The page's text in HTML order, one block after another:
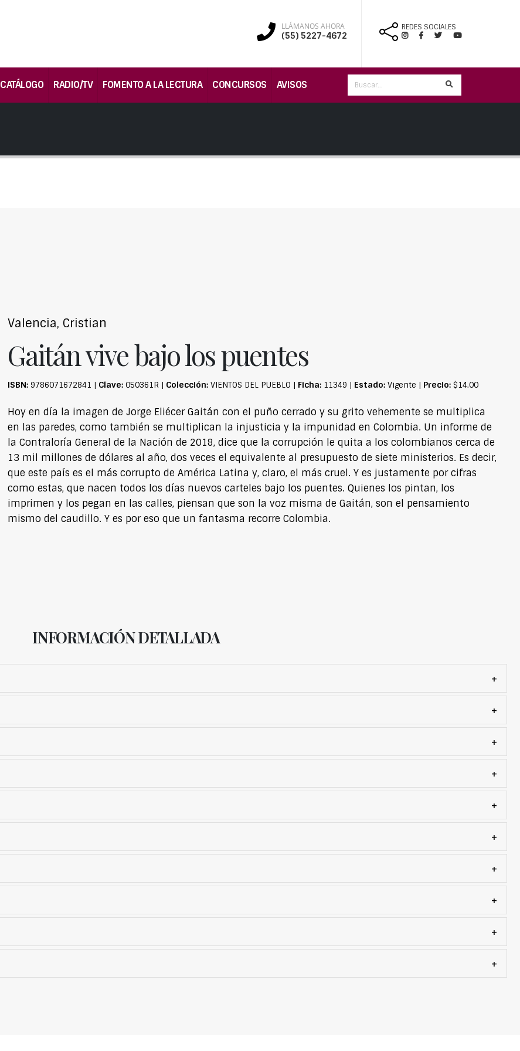
LLÁMANOS AHORA
(55) 5227-4672
REDES SOCIALES
CATÁLOGO RADIO/TV FOMENTO A LA LECTURA CONCURSOS AVISOS
Valencia, Cristian
Gaitán vive bajo los puentes
ISBN: 9786071672841 | Clave: 050361R | Colección: VIENTOS DEL PUEBLO | Ficha: 11349 | Estado: Vigente | Precio: $14.00
Hoy en día la imagen de Jorge Eliécer Gaitán con el puño cerrado y su grito vehemente se multiplica
en las paredes, como también se multiplican la injusticia y la impunidad en Colombia. Un informe de
la Contraloría General de la Nación de 2018, dice que la corrupción le quita a los colombianos cerca de
13 mil millones de dólares al año, dos veces el equivalente al presupuesto de siete ministerios. Es decir,
que este país es el más corrupto de América Latina y, claro, el más cruel. Y es justamente por cifras
como estas, que nacen todos los días nuevos carteles bajo los puentes. Quienes los pintan, los
imprimen y los pegan en las calles, piensan que son la voz misma de Gaitán, son el pensamiento
mismo del caudillo. Y es por eso que un fantasma recorre Colombia.
INFORMACIÓN DETALLADA
+
+
+
+
+
+
+
+
+
+